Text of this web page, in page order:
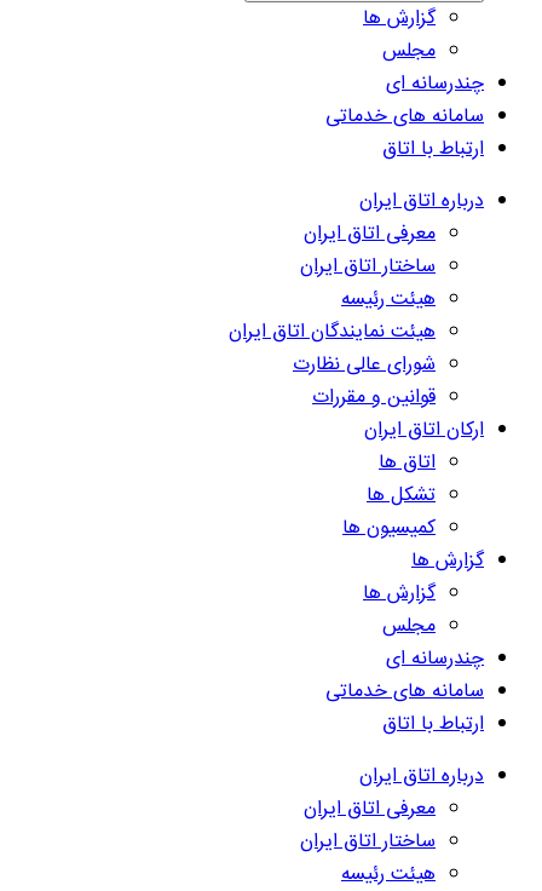
گزارش ها
مجلس
چندرسانه ای
سامانه های خدماتی
ارتباط با اتاق
درباره اتاق ایران
معرفی اتاق ایران
ساختار اتاق ایران
هیئت رئیسه
هیئت نمایندگان اتاق ایران
شورای عالی نظارت
قوانین و مقررات
ارکان اتاق ایران
اتاق ها
تشکل ها
کمیسیون ها
گزارش ها
گزارش ها
مجلس
چندرسانه ای
سامانه های خدماتی
ارتباط با اتاق
درباره اتاق ایران
معرفی اتاق ایران
ساختار اتاق ایران
هیئت رئیسه